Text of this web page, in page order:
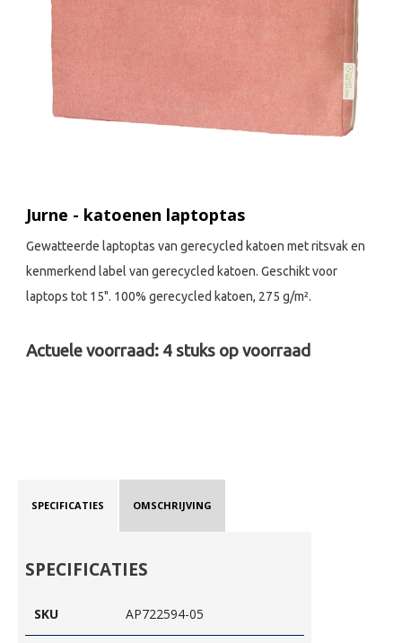
Jurne - katoenen laptoptas
Gewatteerde laptoptas van gerecycled katoen met ritsvak en
kenmerkend label van gerecycled katoen. Geschikt voor
laptops tot 15". 100% gerecycled katoen, 275 g/m².
Actuele voorraad: 4 stuks op voorraad
SPECIFICATIES OMSCHRIJVING
SPECIFICATIES
SKU AP722594-05